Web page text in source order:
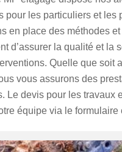
pour les particuliers et les
en place des méthodes
d’assurer la qualité et la
Quelle que soit
vous assurons des
Le devis pour les travaux
équipe via le formulaire